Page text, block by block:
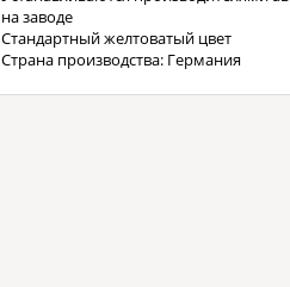
на заводе
Стандартный желтоватый цвет
Страна производства: Германия